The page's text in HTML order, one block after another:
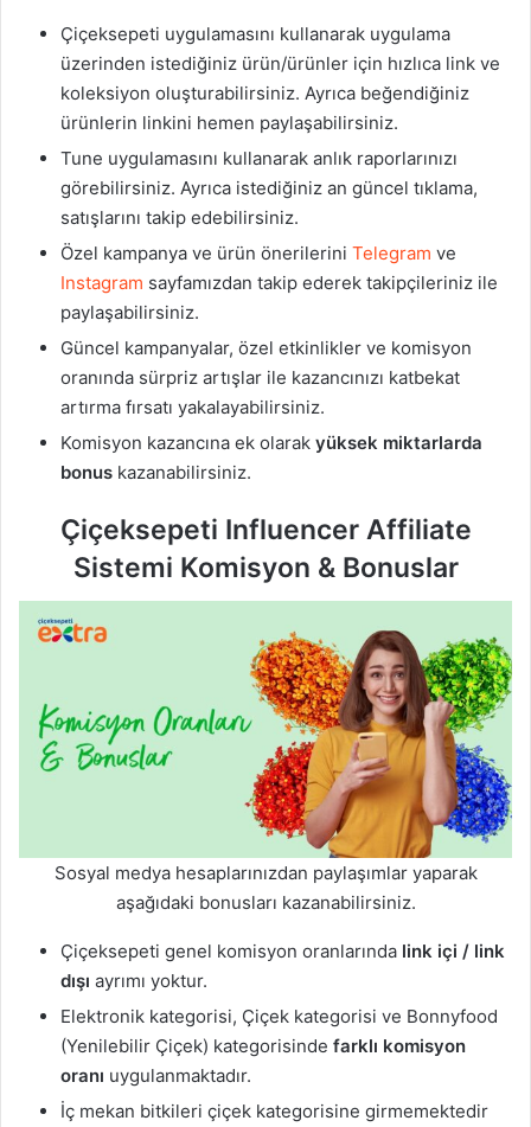
Çiçeksepeti uygulamasını kullanarak uygulama
üzerinden istediğiniz ürün/ürünler için hızlıca link ve
koleksiyon oluşturabilirsiniz. Ayrıca beğendiğiniz
ürünlerin linkini hemen paylaşabilirsiniz.
Tune uygulamasını kullanarak anlık raporlarınızı
görebilirsiniz. Ayrıca istediğiniz an güncel tıklama,
satışlarını takip edebilirsiniz.
Özel kampanya ve ürün önerilerini Telegram ve
Instagram sayfamızdan takip ederek takipçileriniz ile
paylaşabilirsiniz.
Güncel kampanyalar, özel etkinlikler ve komisyon
oranında sürpriz artışlar ile kazancınızı katbekat
artırma fırsatı yakalayabilirsiniz.
Komisyon kazancına ek olarak yüksek miktarlarda
bonus kazanabilirsiniz.
Çiçeksepeti Influencer Affiliate
Sistemi Komisyon & Bonuslar
Sosyal medya hesaplarınızdan paylaşımlar yaparak
aşağıdaki bonusları kazanabilirsiniz.
Çiçeksepeti genel komisyon oranlarında link içi / link
dışı ayrımı yoktur.
Elektronik kategorisi, Çiçek kategorisi ve Bonnyfood
(Yenilebilir Çiçek) kategorisinde farklı komisyon
oranı uygulanmaktadır.
İç mekan bitkileri çiçek kategorisine girmemektedir